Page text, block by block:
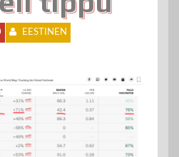
EESTINEN